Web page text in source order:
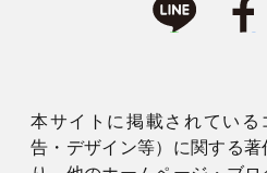
本サイトに掲載されてい
告・デザイン等）に関する